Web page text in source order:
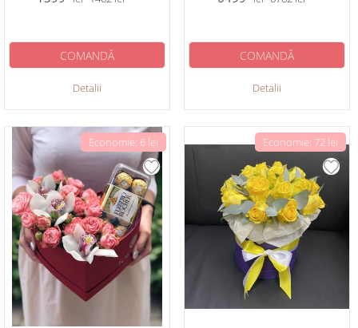
Detalii
COMANDĂ
Detalii
COMANDĂ
Economie: 6 lei Economie: 72 lei